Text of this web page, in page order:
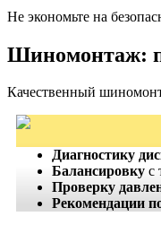
Не экономьте на
Шиномонтаж:
Качественный
Диагностику
Балансировку с
Проверку
Рекомендации